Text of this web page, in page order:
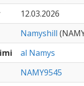
12.03.2026
Namyshill
al Namys
NAMY9545